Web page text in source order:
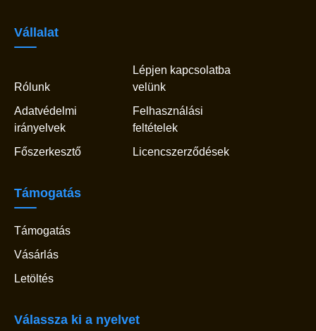
Vállalat
Rólunk
Lépjen kapcsolatba
velünk
Adatvédelmi
irányelvek
Felhasználási
feltételek
Főszerkesztő
Licencszerződések
Támogatás
Támogatás
Vásárlás
Letöltés
Válassza ki a nyelvet